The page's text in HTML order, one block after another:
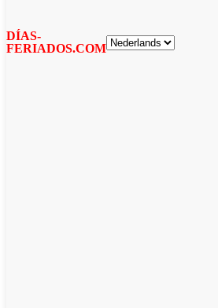
DÍAS-
FERIADOS.COM